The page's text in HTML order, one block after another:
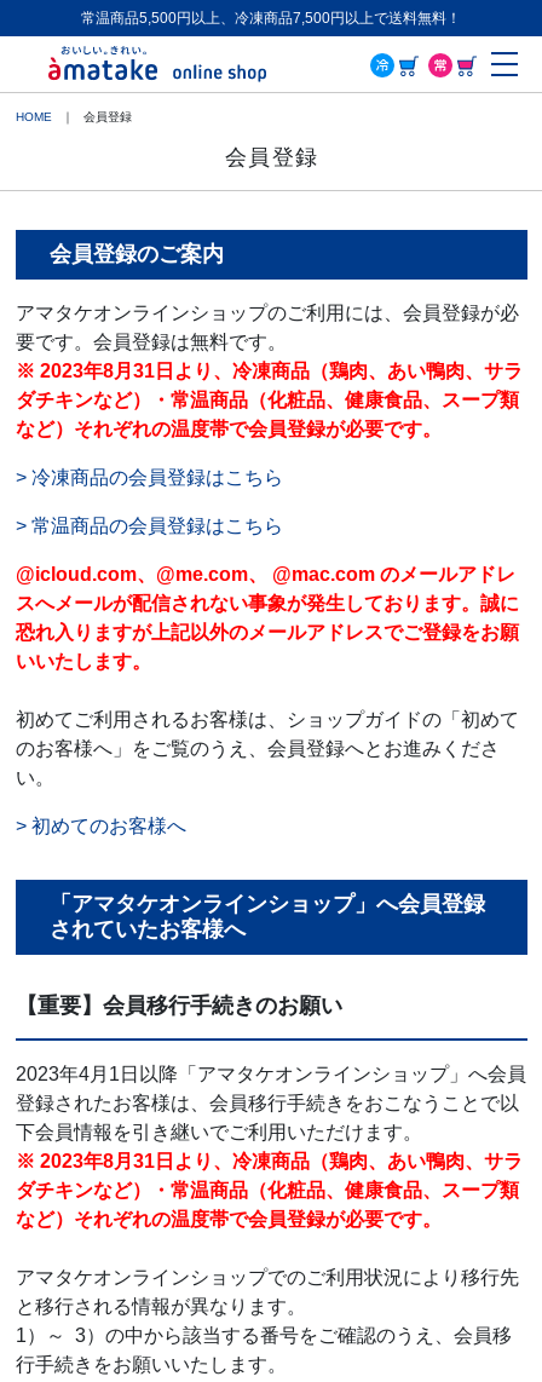
常温商品5,500円以上、冷凍商品7,500円以上で送料無料！
HOME 会員登録
会員登録
会員登録のご案内
アマタケオンラインショップのご利用には、会員登録が必
要です。会員登録は無料です。
※ 2023年8月31日より、冷凍商品（鶏肉、あい鴨肉、サラ
ダチキンなど）・常温商品（化粧品、健康食品、スープ類
など）それぞれの温度帯で会員登録が必要です。
> 冷凍商品の会員登録はこちら
> 常温商品の会員登録はこちら
@icloud.com、@me.com、 @mac.com のメールアドレ
スへメールが配信されない事象が発生しております。誠に
恐れ入りますが上記以外のメールアドレスでご登録をお願
いいたします。
初めてご利用されるお客様は、ショップガイドの「初めて
のお客様へ」をご覧のうえ、会員登録へとお進みくださ
い。
> 初めてのお客様へ
「アマタケオンラインショップ」へ会員登録
されていたお客様へ
【重要】会員移行手続きのお願い
2023年4月1日以降「アマタケオンラインショップ」へ会員
登録されたお客様は、会員移行手続きをおこなうことで以
下会員情報を引き継いでご利用いただけます。
※ 2023年8月31日より、冷凍商品（鶏肉、あい鴨肉、サラ
ダチキンなど）・常温商品（化粧品、健康食品、スープ類
など）それぞれの温度帯で会員登録が必要です。
アマタケオンラインショップでのご利用状況により移行先
と移行される情報が異なります。
1）～ 3）の中から該当する番号をご確認のうえ、会員移
行手続きをお願いいたします。